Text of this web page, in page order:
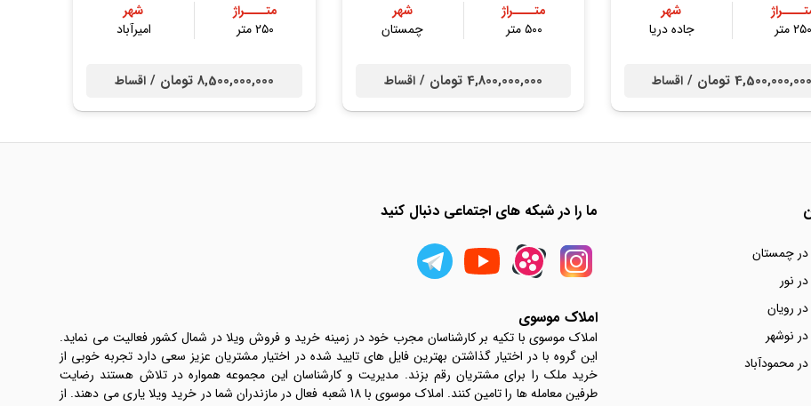
۲۵۰ متر
شهر
جاده دریا
4,500,000,000 تومان / اقساط
متــــراژ
۵۰۰ متر
شهر
چمستان
4,800,000,000 تومان / اقساط
متــــراژ
۲۵۰ متر
شهر
امیرآباد
8,500,000,000 تومان / اقساط
چمستان
نور
رویان
نوشهر
محمودآباد
ما را در شبکه های اجتماعی دنبال کنید
املاک موسوی
املاک موسوی با تکیه بر کارشناسان مجرب خود در زمینه خرید و فروش ویلا در شمال کشور فعالیت می نماید.
این گروه با در اختیار گذاشتن بهترین فایل های تایید شده در اختیار مشتریان عزیز سعی دارد تجربه خوبی از
خرید ملک را برای مشتریان رقم بزند. مدیریت و کارشناسان این مجموعه همواره در تلاش هستند رضایت
طرفین معامله ها را تامین کنند. املاک موسوی با 18 شعبه فعال در مازندران شما در خرید ویلا یاری می دهند. از